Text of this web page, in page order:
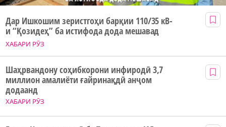
ХАБАРИ РӮЗ
Дар Ишкошим зеристгоҳи барқии 110/35 кВ-
и “Қозидеҳ” ба истифода дода мешавад
ХАБАРИ РӮЗ
Шаҳрвандону соҳибкорони инфиродӣ 3,7
миллион амалиёти ғайринақдӣ анҷом
додаанд